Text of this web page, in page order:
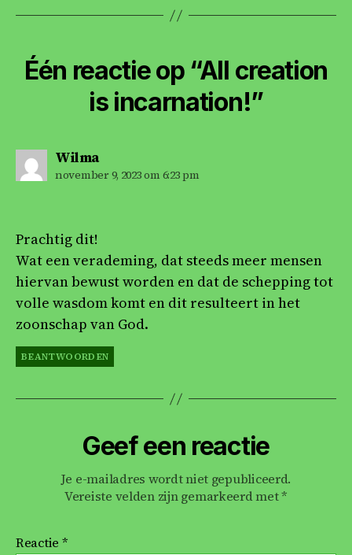
Één reactie op “All creation
is incarnation!”
Wilmazegt:
november 9, 2023 om 6:23 pm
Prachtig dit!
Wat een verademing, dat steeds meer mensen
hiervan bewust worden en dat de schepping tot
volle wasdom komt en dit resulteert in het
zoonschap van God.
BEANTWOORDEN
Geef een reactie
Je e-mailadres wordt niet gepubliceerd.
Vereiste velden zijn gemarkeerd met*
Reactie *